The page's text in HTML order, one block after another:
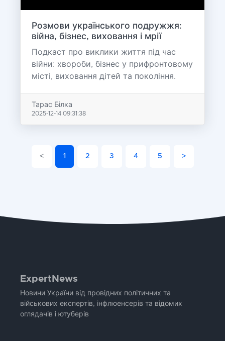
Розмови українського подружжя:
війна, бізнес, виховання і мрії
Подкаст про виклики життя під час
війни: хвороби, бізнес у прифронтовому
місті, виховання дітей та покоління.
Тарас Білка
2025-12-14 09:31:38
< 1 2 3 4 5 >
ExpertNews
Новини України від провідних політичних та
військових експертів, інфлюенсерів та відомих
оглядачів і ютуберів